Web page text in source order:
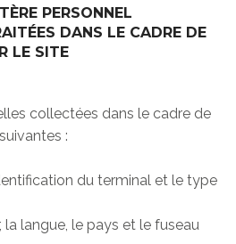
PERSONNEL
DANS LE CADRE DE
LE SITE
collectées dans le cadre de
:
du terminal et le type
la langue, le pays et le fuseau